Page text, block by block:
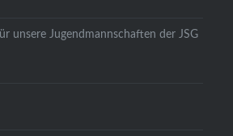
unsere Jugendmannschaften der JSG